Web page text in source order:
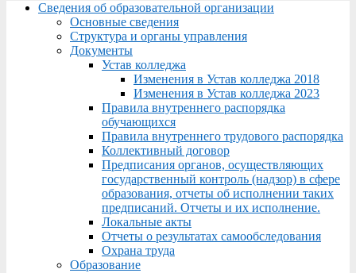
Menu
Сведения об образовательной организации
Основные сведения
Структура и органы управления
Документы
Устав колледжа
Изменения в Устав колледжа 2018
Изменения в Устав колледжа 2023
Правила внутреннего распорядка
обучающихся
Правила внутреннего трудового распорядка
Коллективный договор
Предписания органов, осуществляющих
государственный контроль (надзор) в сфере
образования, отчеты об исполнении таких
предписаний. Отчеты и их исполнение.
Локальные акты
Отчеты о результатах самообследования
Охрана труда
Образование